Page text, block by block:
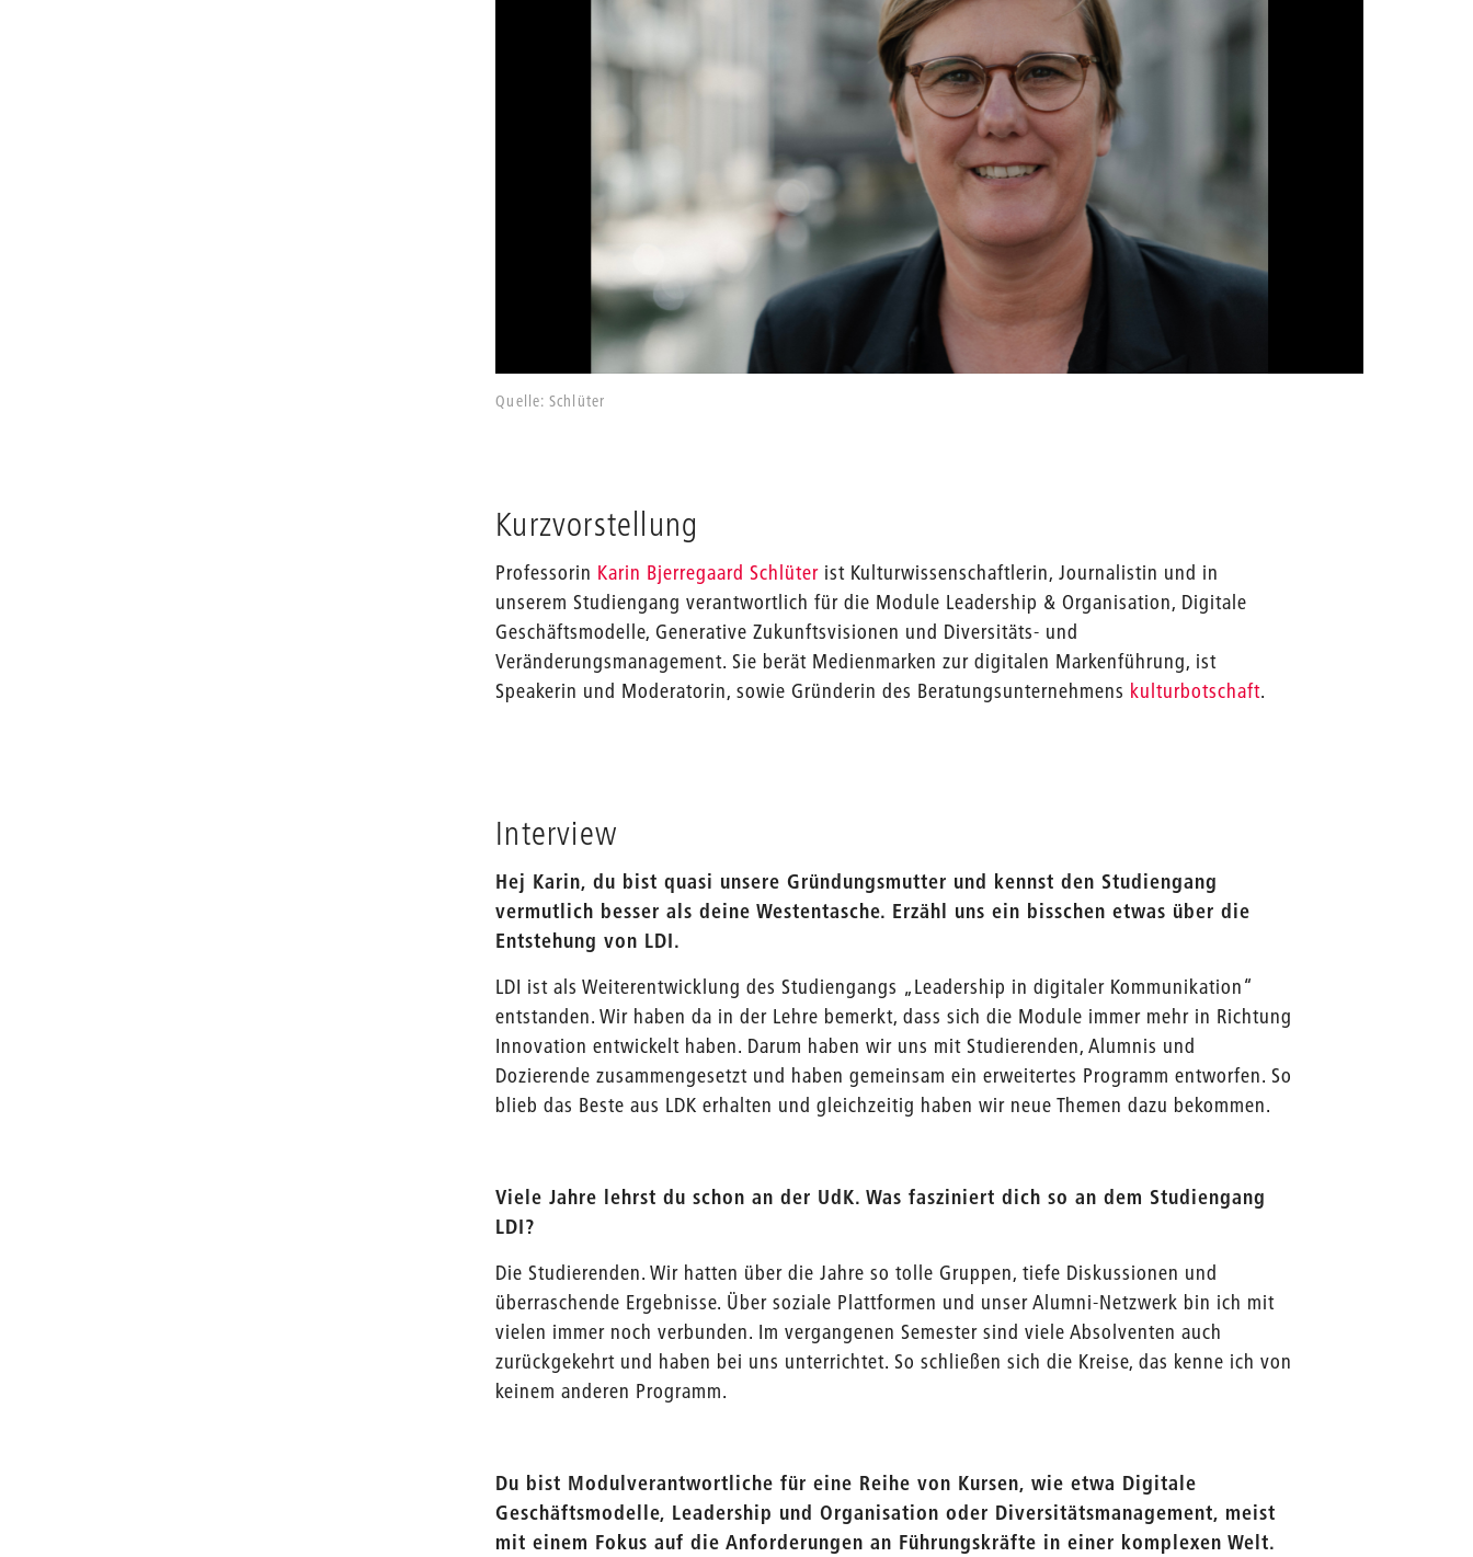
Quelle: Schlüter
Kurzvorstellung
Professorin Karin Bjerregaard Schlüter ist Kulturwissenschaftlerin, Journalistin und in
unserem Studiengang verantwortlich für die Module Leadership & Organisation, Digitale
Geschäftsmodelle, Generative Zukunftsvisionen und Diversitäts- und
Veränderungsmanagement. Sie berät Medienmarken zur digitalen Markenführung, ist
Speakerin und Moderatorin, sowie Gründerin des Beratungsunternehmens kulturbotschaft.
Interview
Hej Karin, du bist quasi unsere Gründungsmutter und kennst den Studiengang
vermutlich besser als deine Westentasche. Erzähl uns ein bisschen etwas über die
Entstehung von LDI.
LDI ist als Weiterentwicklung des Studiengangs „Leadership in digitaler Kommunikation“
entstanden. Wir haben da in der Lehre bemerkt, dass sich die Module immer mehr in Richtung
Innovation entwickelt haben. Darum haben wir uns mit Studierenden, Alumnis und
Dozierende zusammengesetzt und haben gemeinsam ein erweitertes Programm entworfen. So
blieb das Beste aus LDK erhalten und gleichzeitig haben wir neue Themen dazu bekommen.
Viele Jahre lehrst du schon an der UdK. Was fasziniert dich so an dem Studiengang
LDI?
Die Studierenden. Wir hatten über die Jahre so tolle Gruppen, tiefe Diskussionen und
überraschende Ergebnisse. Über soziale Plattformen und unser Alumni-Netzwerk bin ich mit
vielen immer noch verbunden. Im vergangenen Semester sind viele Absolventen auch
zurückgekehrt und haben bei uns unterrichtet. So schließen sich die Kreise, das kenne ich von
keinem anderen Programm.
Du bist Modulverantwortliche für eine Reihe von Kursen, wie etwa Digitale
Geschäftsmodelle, Leadership und Organisation oder Diversitätsmanagement, meist
mit einem Fokus auf die Anforderungen an Führungskräfte in einer komplexen Welt.